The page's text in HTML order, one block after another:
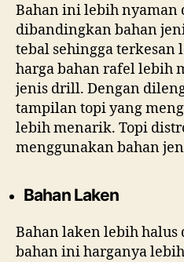
Bahan ini lebih nyaman
dibandingkan bahan
tebal sehingga terkesan
harga bahan rafel lebih
jenis drill. Dengan
tampilan topi yang
lebih menarik. Topi
menggunakan bahan
Bahan Laken
Bahan laken lebih
bahan ini harganya